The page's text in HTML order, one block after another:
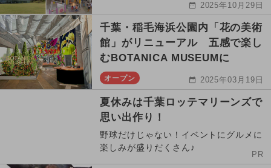
2025年10月29日
千葉・稲毛海浜公園内「花の美術
館」がリニューアル 五感で楽し
むBOTANICA MUSEUMに
オープン 2025年03月19日
夏休みは千葉ロッテマリーンズで
思い出作り！
野球だけじゃない！イベントにグルメに
楽しみが盛りだくさん♪
PR